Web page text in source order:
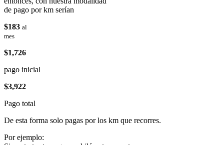
de pago por km serían
$183 al
mes
$1,726
pago inicial
$3,922
Pago total
De esta forma solo pagas por los km que recorres.
Por ejemplo: